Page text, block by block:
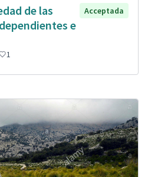
de las
e
Acceptada
1